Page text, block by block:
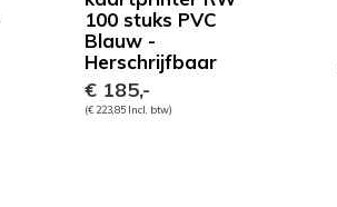
100 stuks PVC
Blauw -
Herschrijfbaar
€ 185,-
(€ 223,85 Incl. btw)